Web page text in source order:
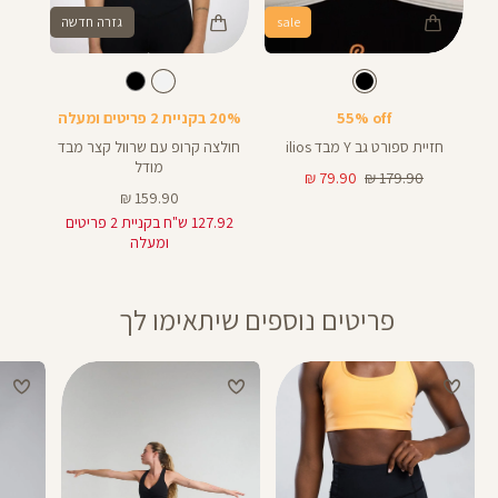
sale
צבע
שחור
55% off
חזיית ספורט גב Y מבד ilios
מחיר
79.90 ₪
מחיר
179.90 ₪
גזרה חדשה
צבע
לבן
20% בקניית 2 פריטים ומעלה
חולצה קרופ עם שרוול קצר מבד
מודל
מחיר
מוצר
159.90 ₪
127.92 ש"ח בקניית 2 פריטים
ומעלה
פריטים נוספים שיתאימו לך